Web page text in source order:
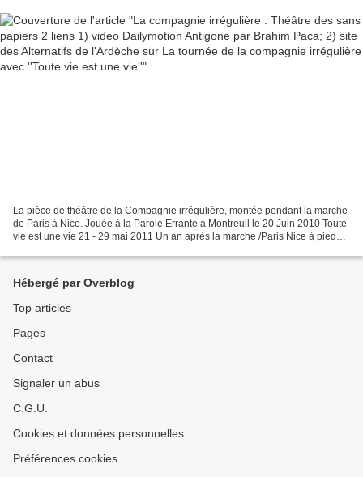
La pièce de théâtre de la Compagnie irrégulière, montée pendant la marche
de Paris à Nice. Jouée à la Parole Errante à Montreuil le 20 Juin 2010 Toute
vie est une vie 21 - 29 mai 2011 Un an après la marche /Paris Nice à pied
Hébergé par Overblog
Top articles
Pages
Contact
Signaler un abus
C.G.U.
Cookies et données personnelles
Préférences cookies